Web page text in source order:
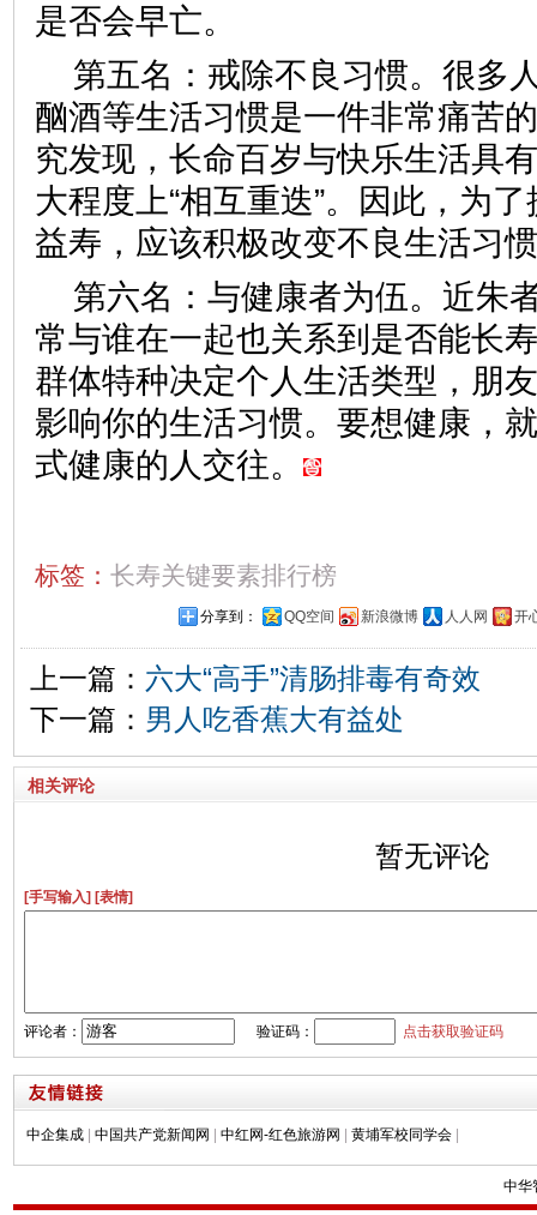
是否会早亡。
第五名：戒除不良习惯。很多
酗酒等生活习惯是一件非常痛苦
究发现，长命百岁与快乐生活具
大程度上“相互重迭”。因此，为
益寿，应该积极改变不良生活习
第六名：与健康者为伍。近朱
常与谁在一起也关系到是否能长
群体特种决定个人生活类型，朋
影响你的生活习惯。要想健康，
式健康的人交往。
标签： 长寿关键要素排行榜
分享到： QQ空间 新浪微博 人人网 开
上一篇： 六大“高手”清肠排毒有奇效
下一篇： 男人吃香蕉大有益处
相关评论
暂无评论
[手写输入] [表情]
评论者： 验证码： 点击获取验证码
中企集成 | 中国共产党新闻网 | 中红网-红色旅游网 | 黄埔军校同学会 |
中华